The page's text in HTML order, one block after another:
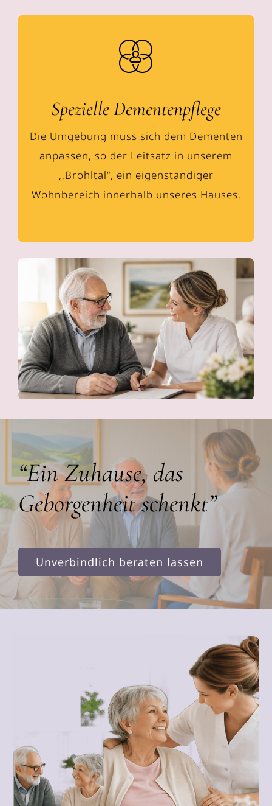
Spezielle Dementenpflege
Die Umgebung muss sich dem Dementen
anpassen, so der Leitsatz in unserem
,,Brohltal“, ein eigenständiger
Wohnbereich innerhalb unseres Hauses.
“Ein Zuhause, das
Geborgenheit schenkt”
Unverbindlich beraten lassen